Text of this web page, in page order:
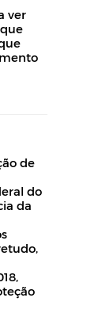
ver
de
do
da